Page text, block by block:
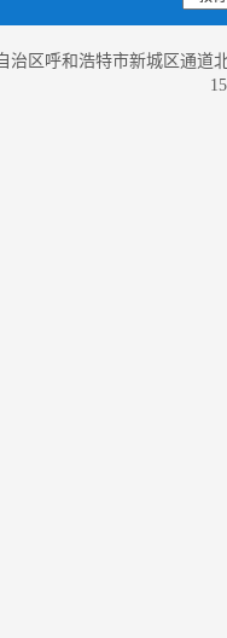
治区呼和浩特市新城区通